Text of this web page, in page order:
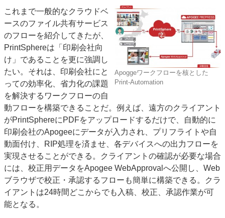
Apoggeワークフローを核とした
Print-Automation
これまで一般的なクラウドベ
ースのファイル共有サービス
のフローを紹介してきたが、
PrintSphereは「印刷会社向
け」であることを更に強調し
たい。それは、印刷会社にと
っての効率化、省力化の課題
を解決するワークフローの自
動フローを構築できることだ。例えば、遠方のクライアント
がPrintSphereにPDFをアップロードするだけで、自動的に
印刷会社のApogeeにデータが入力され、プリフライトや自
動面付け、RIP処理を済ませ、各デバイスへの出力フローを
実現させることができる。クライアントの確認が必要な場合
には、校正用データをApogee WebApprovalへ公開し、Web
ブラウザで校正・承認するフローも簡単に構築できる。クラ
イアントは24時間どこからでも入稿、校正、承認作業が可
能となる。